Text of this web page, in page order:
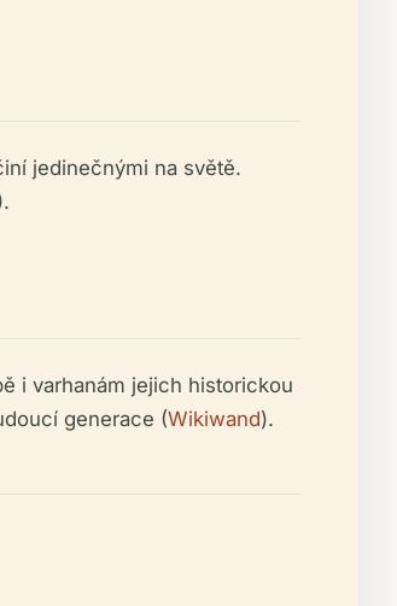
jedinečnými na světě.
i varhanám jejich historickou
generace (Wikiwand).